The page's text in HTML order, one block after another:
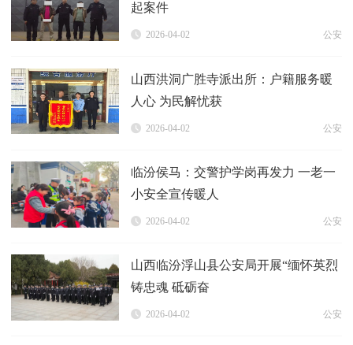
起案件
2026-04-02 公安
山西洪洞广胜寺派出所：户籍服务暖
人心 为民解忧获
2026-04-02 公安
临汾侯马：交警护学岗再发力 一老一
小安全宣传暖人
2026-04-02 公安
山西临汾浮山县公安局开展“缅怀英烈
铸忠魂 砥砺奋
2026-04-02 公安